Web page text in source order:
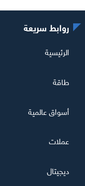
روابط سريعة
الرئيسية
طاقة
أسواق عالمية
عملات
ديجيتال